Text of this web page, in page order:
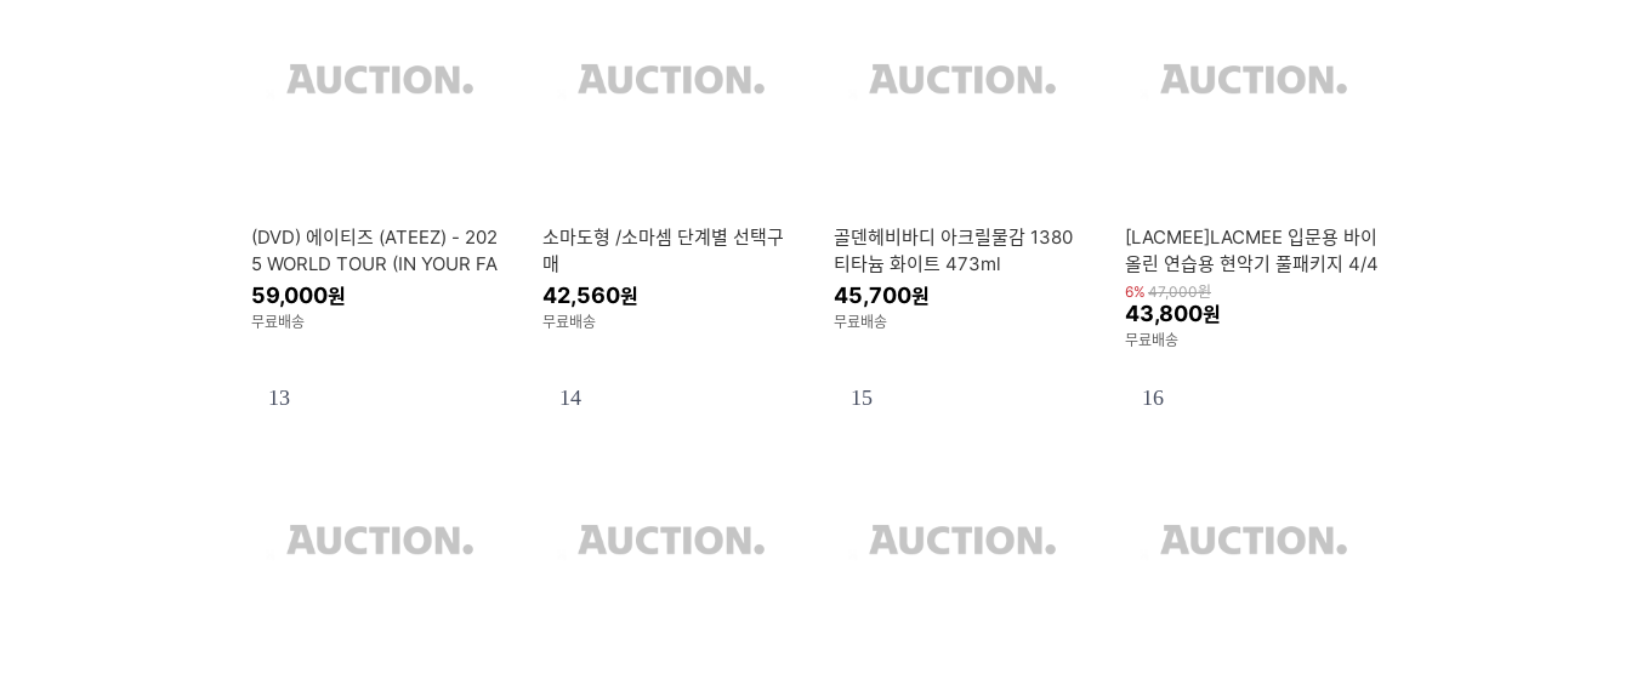
(DVD) 에이티즈 (ATEEZ) - 202
5 WORLD TOUR (IN YOUR FA
NTASY) IN INCHEON DVD : 포
토북 ...
59,000원
무료배송
소마도형 /소마셈 단계별 선택구
매
42,560원
무료배송
골덴헤비바디 아크릴물감 1380
티타늄 화이트 473ml
45,700원
무료배송
[LACMEE]LACMEE 입문용 바이
올린 연습용 현악기 풀패키지 4/4
6% 47,000원
43,800원
무료배송
13 14 15 16